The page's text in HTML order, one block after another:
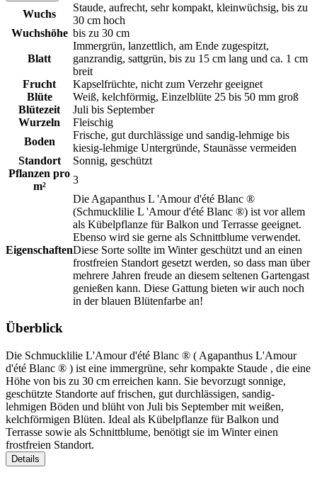
an einen frostfreien Standort gesetzt werden,
so dass man über mehrere Jahren freude an
diesem seltenen Gartengast genießen kann.
Diese Gattung bieten wir auch noch in der
blauen Blütenfarbe an!
Wuchs
Staude, aufrecht, sehr kompakt, kleinwüchsig, bis zu
30 cm hoch
Wuchshöhe bis zu 30 cm
Blatt
Immergrün, lanzettlich, am Ende zugespitzt,
ganzrandig, sattgrün, bis zu 15 cm lang und ca. 1 cm
breit
Frucht
Kapselfrüchte, nicht zum Verzehr geeignet
Blüte
Weiß, kelchförmig, Einzelblüte 25 bis 50 mm groß
Blütezeit
Juli bis September
Wurzeln
Fleischig
Boden
Frische, gut durchlässige und sandig-lehmige bis
kiesig-lehmige Untergründe, Staunässe vermeiden
Standort
Sonnig, geschützt
Pflanzen pro
m²
3
Eigenschaften
Die Agapanthus L 'Amour d'été Blanc ®
(Schmucklilie L 'Amour d'été Blanc ®) ist vor allem
als Kübelpflanze für Balkon und Terrasse geeignet.
Ebenso wird sie gerne als Schnittblume verwendet.
Diese Sorte sollte im Winter geschützt und an einen
frostfreien Standort gesetzt werden, so dass man über
mehrere Jahren freude an diesem seltenen Gartengast
genießen kann. Diese Gattung bieten wir auch noch
in der blauen Blütenfarbe an!
Überblick
Die Schmucklilie L'Amour d'été Blanc ® ( Agapanthus L'Amour
d'été Blanc ® ) ist eine immergrüne, sehr kompakte Staude , die eine
Höhe von bis zu 30 cm erreichen kann. Sie bevorzugt sonnige,
geschützte Standorte auf frischen, gut durchlässigen, sandig-
lehmigen Böden und blüht von Juli bis September mit weißen,
kelchförmigen Blüten. Ideal als Kübelpflanze für Balkon und
Terrasse sowie als Schnittblume, benötigt sie im Winter einen
frostfreien Standort.
Details